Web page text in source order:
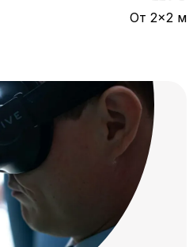
От 2×2 м